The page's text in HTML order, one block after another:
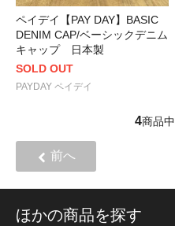
ペイデイ【PAY DAY】BASIC
DENIM CAP/ベーシックデニム
キャップ 日本製
SOLD OUT
PAYDAY ペイデイ
4商品中
前へ
ほかの商品を探す